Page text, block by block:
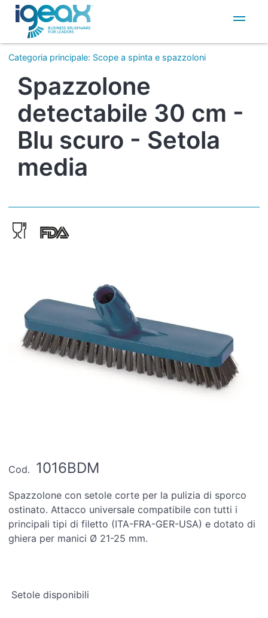
IT
EN
Categoria principale: Scope a spinta e spazzoloni
Spazzolone
detectabile 30 cm -
Blu scuro - Setola
media
Cod. 1016BDM
Spazzolone con setole corte per la pulizia di sporco
ostinato. Attacco universale compatibile con tutti i
principali tipi di filetto (ITA-FRA-GER-USA) e dotato di
ghiera per manici Ø 21-25 mm.
Setole disponibili